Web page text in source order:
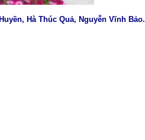
Hà Thúc Quả, Nguyễn Vĩnh Bảo.